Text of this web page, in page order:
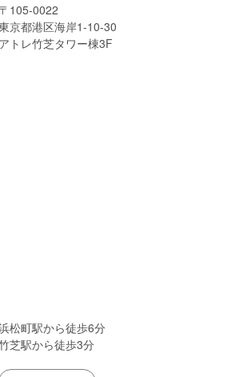
〒105-0022
京都港区海岸1-10-30
アトレ竹芝タワー棟3F
松町駅から徒歩6分
芝駅から徒歩3分